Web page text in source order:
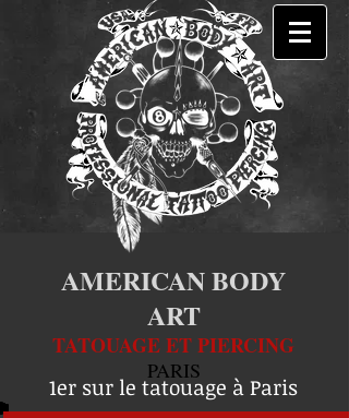
AMERICAN BODY
ART
TATOUAGE ET PIERCING
PARIS
1er sur le tatouage à Paris